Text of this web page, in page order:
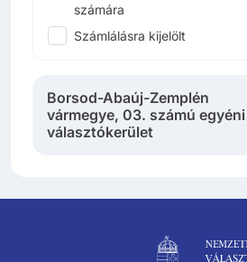
számára
Számlálásra kijelölt
Borsod-Abaúj-Zemplén
vármegye, 03. számú egyéni
választókerület
Lábléc navigáció